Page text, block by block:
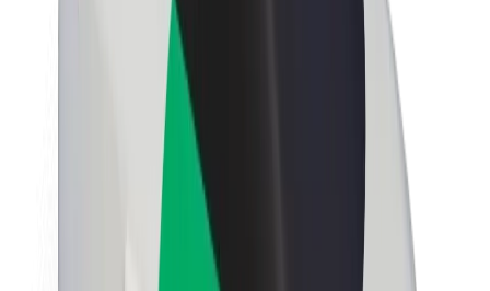
Bolt haqqında
Bolt-da davamlılıq
Project Zero
Xəbər otağı
Brend təlimatları
İnvestorlarla əlaqələr